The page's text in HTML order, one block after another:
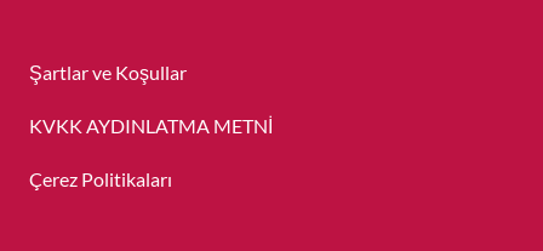
Şartlar ve Koşullar
KVKK AYDINLATMA METNİ
Çerez Politikaları